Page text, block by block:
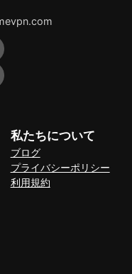
私たちについて
ブログ
プライバシーポリシー
利用規約